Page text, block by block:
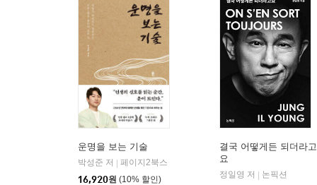
운명을 보는 기술
박성준 저
페이지2북스
16,920원 (10% 할인)
결국 어떻게든 되더라고
요
정일영 저
논픽션